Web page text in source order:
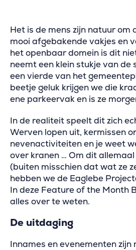
Het is de mens zijn natuur om
mooi afgebakende vakjes en
het openbaar domein is dit
neemt een klein stukje van de
een vierde van het
beetje geluk krijgen we die
ene parkeervak en is ze
In de realiteit speelt dit zich
Werven lopen uit, kermissen
nevenactiviteiten en je weet
over kranen … Om dit
(buiten misschien dat wat ze
hebben we de Eaglebe
In deze Feature of the Month
alles over te weten.
De uitdaging
Innames en evenementen zijn